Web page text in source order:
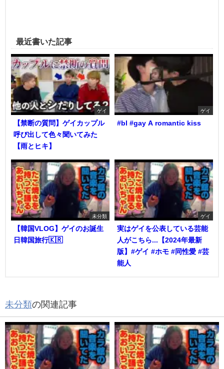
最近書いた記事
ゲイ
【禁断の質問】ゲイカップル
呼び出して色々聞いてみた
【雨とヒキ】
ゲイ
#bl #gay A romantic kiss
未分類
【韓国VLOG】ゲイのお誕生
日韓国旅行🇰🇷
ゲイ
実はゲイを公表している芸能
人がこちら...【2024年最新
版】#ゲイ #ホモ #同性愛 #芸
能人
未分類の関連記事